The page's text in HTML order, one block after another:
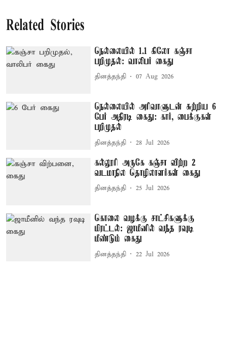
Related Stories
நெல்லையில் 1.1 கிலோ கஞ்சா
பறிமுதல்: வாலிபர் கைது
தினத்தந்தி 07 Aug 2026
நெல்லையில் அரிவாளுடன் சுற்றிய 6
பேர் அதிரடி கைது: கார், பைக்குகள்
பறிமுதல்
தினத்தந்தி 28 Jul 2026
கல்லூரி அருகே கஞ்சா விற்ற 2
வடமாநில தொழிலாளர்கள் கைது
தினத்தந்தி 25 Jul 2026
கொலை வழக்கு சாட்சிகளுக்கு
மிரட்டல்: ஜாமீனில் வந்த ரவுடி
மீண்டும் கைது
தினத்தந்தி 22 Jul 2026